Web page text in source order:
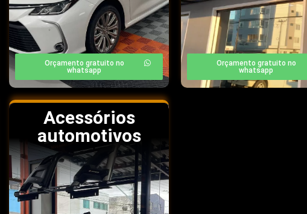
Orçamento gratuito no
whatsapp
Orçamento gratuito no
whatsapp
Acessórios
automotivos